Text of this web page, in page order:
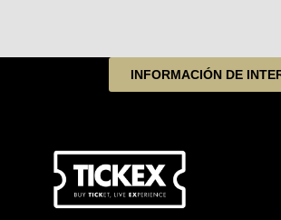
INFORMACIÓN DE